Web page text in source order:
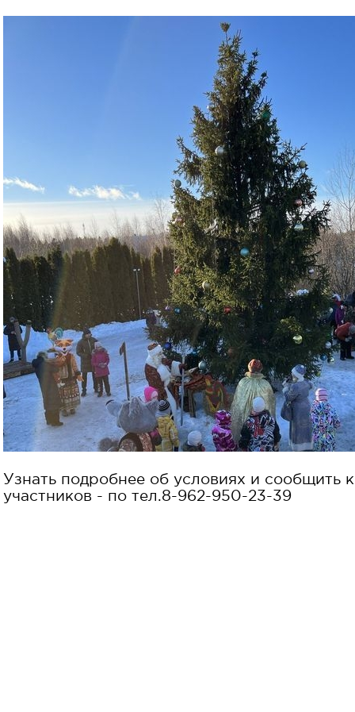
Узнать подробнее об условиях и сообщить
участников - по тел.8-962-950-23-39